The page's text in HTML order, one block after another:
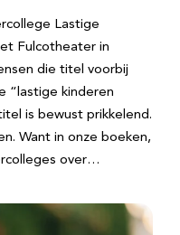
Lastige
Fulcotheater in
die titel voorbij
“lastige kinderen
is bewust prikkelend.
Want in onze boeken,
over…